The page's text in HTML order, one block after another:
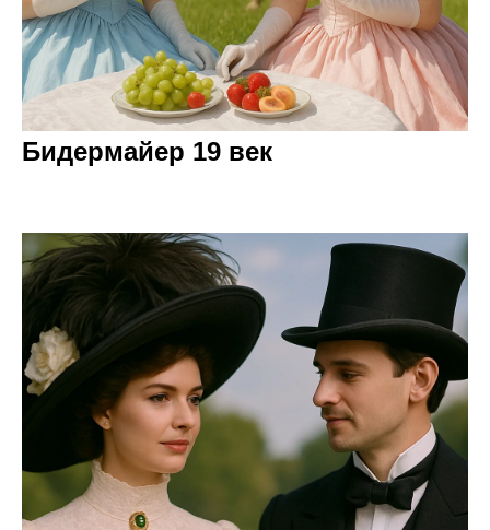
Бидермайер 19 век